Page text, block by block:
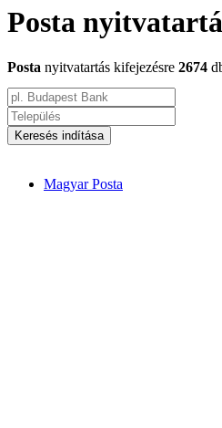
Posta
Posta nyitvatartás kifejezésre 2674
Keresés indítása
Magyar Posta